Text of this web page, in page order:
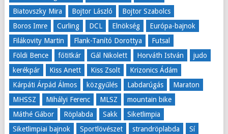
Biatovszky Mira
Bojtor László
Bojtor Szabolcs
Boros Imre
Curling DCL Elnökség
Európa-bajnok
Filákovity Martin
Flank-Tanító Dorottya
Futsal
Földi Bence
főtitkár Gál Nikolett Horváth István
judo
kerékpár
Kiss Anett Kiss Zsolt
Krizonics Ádám
Kárpáti Árpád Álmos
közgyűlés Labdarúgás
Maraton
MHSSZ
Mihályi Ferenc MLSZ
mountain bike
Máthé Gábor
Röplabda Sakk
Siketlimpia
Siketlimpiai bajnok
Sportlövészet strandröplabda
Sí